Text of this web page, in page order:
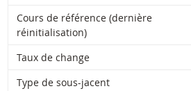
Cours de référence (dernière
réinitialisation)
Taux de change
Type de sous-jacent